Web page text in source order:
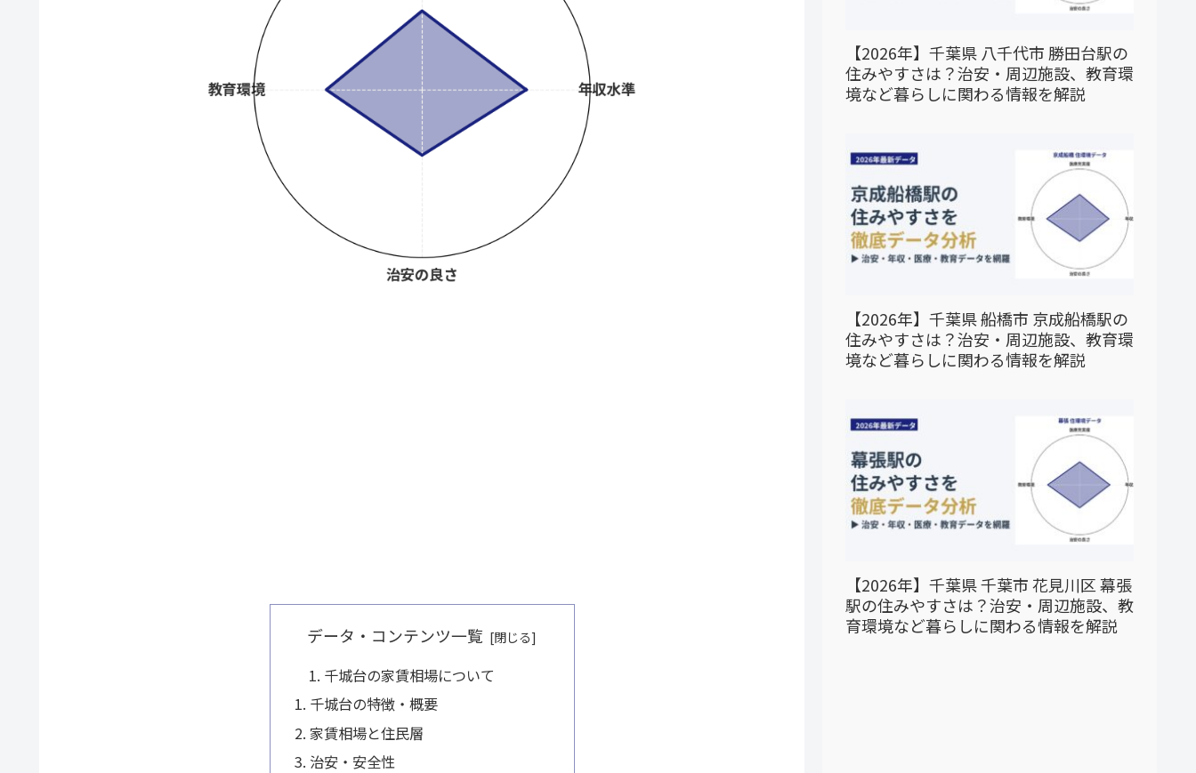
データ・コンテンツ一覧
千城台の家賃相場について
千城台の特徴・概要
家賃相場と住民層
治安・安全性
【2026年】千葉県 八千代市 勝田台駅の
住みやすさは？治安・周辺施設、教育環
境など暮らしに関わる情報を解説
【2026年】千葉県 船橋市 京成船橋駅の
住みやすさは？治安・周辺施設、教育環
境など暮らしに関わる情報を解説
【2026年】千葉県 千葉市 花見川区 幕張
駅の住みやすさは？治安・周辺施設、教
育環境など暮らしに関わる情報を解説